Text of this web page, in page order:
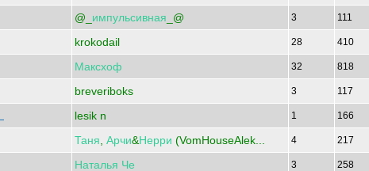
@_ импульсивная _@ 3 111
krokodail 28 410
Максхоф 32 818
breveriboks 3 117
lesik n 1 166
Таня Арчи&Нерри (VomHouseAlek... 4 217
Наталья Че 3 258